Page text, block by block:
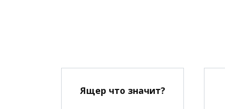
Ящер что значит?